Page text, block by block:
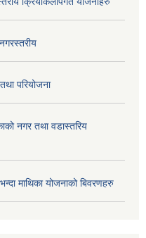
परियोजना
नगर तथा वडास्तरिय
माथिका योजनाको बिवरणहरु